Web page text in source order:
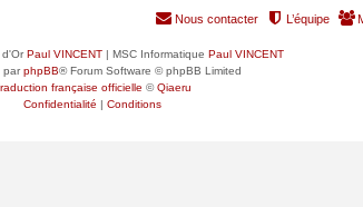
L’équipe
Nous contacter
d'OrPaul VINCENT| MSC Informatique Paul VINCENT
parphpBB® Forum Software © phpBB Limited
française officielle ©Qiaeru
Confidentialité | Conditions